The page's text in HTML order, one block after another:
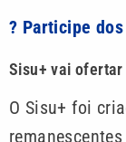
? Participe
Sisu+ vai
O Sisu+ foi